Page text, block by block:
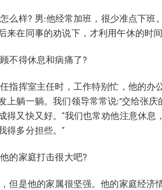
么样? 男:他经常加班，很少准点下班
来在同事的劝说下，才利用午休的时间
不得休息和病痛了?
指挥室主任时，工作特别忙，他的办
上躺一躺。我们领导常常说:“交给张
得又快又好。”我们也常劝他注意休息
得多分担些。”
的家庭打击很大吧?
但是他的家属很坚强。他的家庭经济